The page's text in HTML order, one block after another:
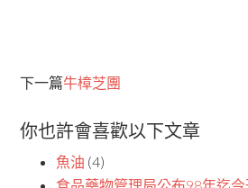
下一篇牛樟芝團
你也許會喜歡以下文章
魚油 (4)